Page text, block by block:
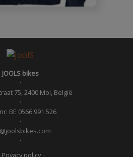
JOOLS bikes
·
75, 2400 Mol, België
·
BE 0566.991.526
·
·
Privacy policy